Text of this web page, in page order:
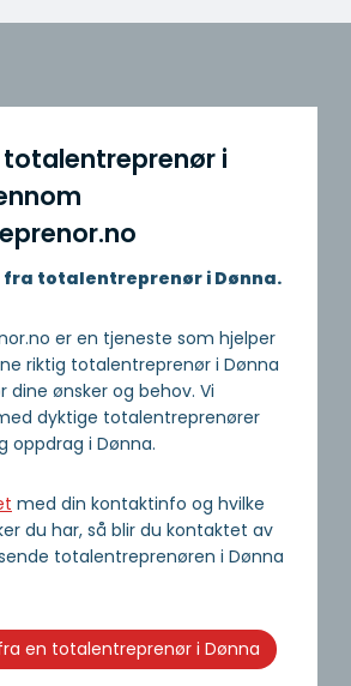
totalentreprenør i
totalentreprenør i Dønna.
er en tjeneste som hjelper
riktig totalentreprenør i Dønna
dine ønsker og behov. Vi
dyktige totalentreprenører
oppdrag i Dønna.
med din kontaktinfo og hvilke
du har, så blir du kontaktet av
totalentreprenøren i Dønna
en totalentreprenør i Dønna